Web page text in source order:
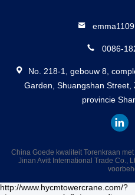
0086-
No. 218-1, gebouw 8,
Garden, Shuangshan Street,
provincie
China Goede kwaliteit Torenkraan
Jinan Avitt International Trade Co.,
http://www.hycmtowercrane.com/?